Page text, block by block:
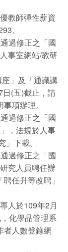
教師彈性薪資
。
過修正之「國
事室網站/教研
」及「通識講
(五)截止，請
項辦理。
過修正之「國
，法規於人事
下載。
過修正之「國
究人員聘任辦
任升等改聘」
人於109年2月
化學品管理系
者人數登錄網